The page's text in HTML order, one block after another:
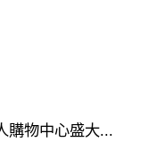
購物中心盛大...